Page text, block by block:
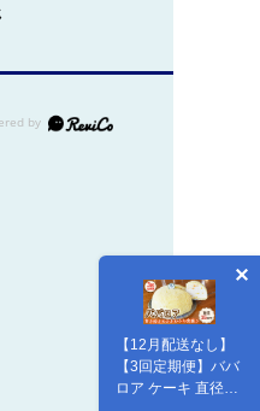
【12月配送なし】
【3回定期便】ババ
ロア ケーキ 直径